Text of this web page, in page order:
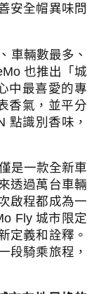
安全帽異味問
車輛數最多、
也推出「城
中最喜愛的專
香氣，並平分
點識別香味，
是一款全新車
透過萬台車輛
啟程都成為一
Fly 城市限定
定義和詮釋。
段騎乘旅程，